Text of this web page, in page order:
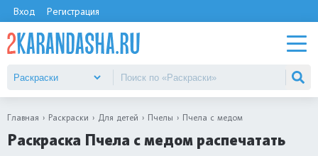
Вход Регистрация
Главная Раскраски Для детей Пчелы Пчела с медом
Раскраска Пчела с медом распечатать